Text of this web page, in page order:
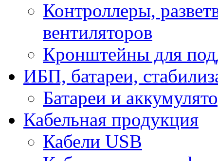
Контроллеры,
вентиляторов
Кронштейны для
ИБП, батареи,
Батареи и
Кабельная продукция
Кабели USB